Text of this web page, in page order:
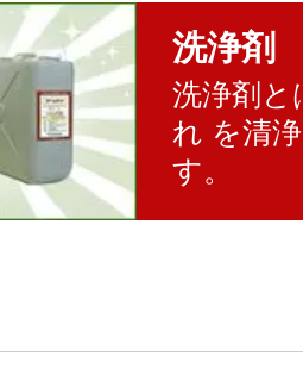
洗浄剤
洗浄剤と
れ を清
す。